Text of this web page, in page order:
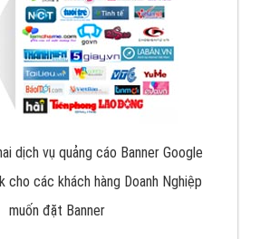
dịch vụ quảng cáo Banner Google
cho các khách hàng Doanh Nghiệp
muốn đặt Banner